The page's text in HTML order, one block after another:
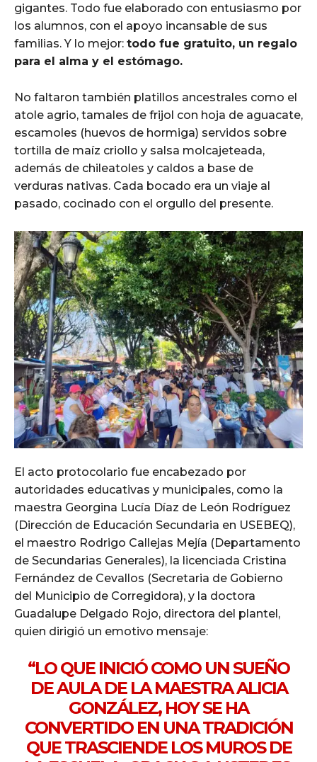
gigantes. Todo fue elaborado con entusiasmo por
los alumnos, con el apoyo incansable de sus
familias. Y lo mejor: todo fue gratuito, un regalo
para el alma y el estómago.
No faltaron también platillos ancestrales como el
atole agrio, tamales de frijol con hoja de aguacate,
escamoles (huevos de hormiga) servidos sobre
tortilla de maíz criollo y salsa molcajeteada,
además de chileatoles y caldos a base de
verduras nativas. Cada bocado era un viaje al
pasado, cocinado con el orgullo del presente.
El acto protocolario fue encabezado por
autoridades educativas y municipales, como la
maestra Georgina Lucía Díaz de León Rodríguez
(Dirección de Educación Secundaria en USEBEQ),
el maestro Rodrigo Callejas Mejía (Departamento
de Secundarias Generales), la licenciada Cristina
Fernández de Cevallos (Secretaria de Gobierno
del Municipio de Corregidora), y la doctora
Guadalupe Delgado Rojo, directora del plantel,
quien dirigió un emotivo mensaje:
“LO QUE INICIÓ COMO UN SUEÑO
DE AULA DE LA MAESTRA ALICIA
GONZÁLEZ, HOY SE HA
CONVERTIDO EN UNA TRADICIÓN
QUE TRASCIENDE LOS MUROS DE